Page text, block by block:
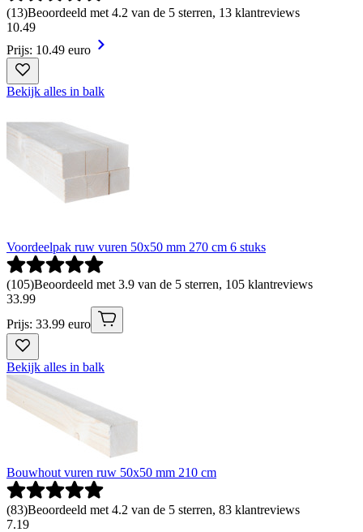
(13)Beoordeeld met 4.2 van de 5 sterren, 13 klantreviews
10.49
Prijs: 10.49 euro
Bekijk alles in balk
Voordeelpak ruw vuren 50x50 mm 270 cm 6 stuks
(105)Beoordeeld met 3.9 van de 5 sterren, 105 klantreviews
33.99
Prijs: 33.99 euro
Bekijk alles in balk
Bouwhout vuren ruw 50x50 mm 210 cm
(83)Beoordeeld met 4.2 van de 5 sterren, 83 klantreviews
7.19